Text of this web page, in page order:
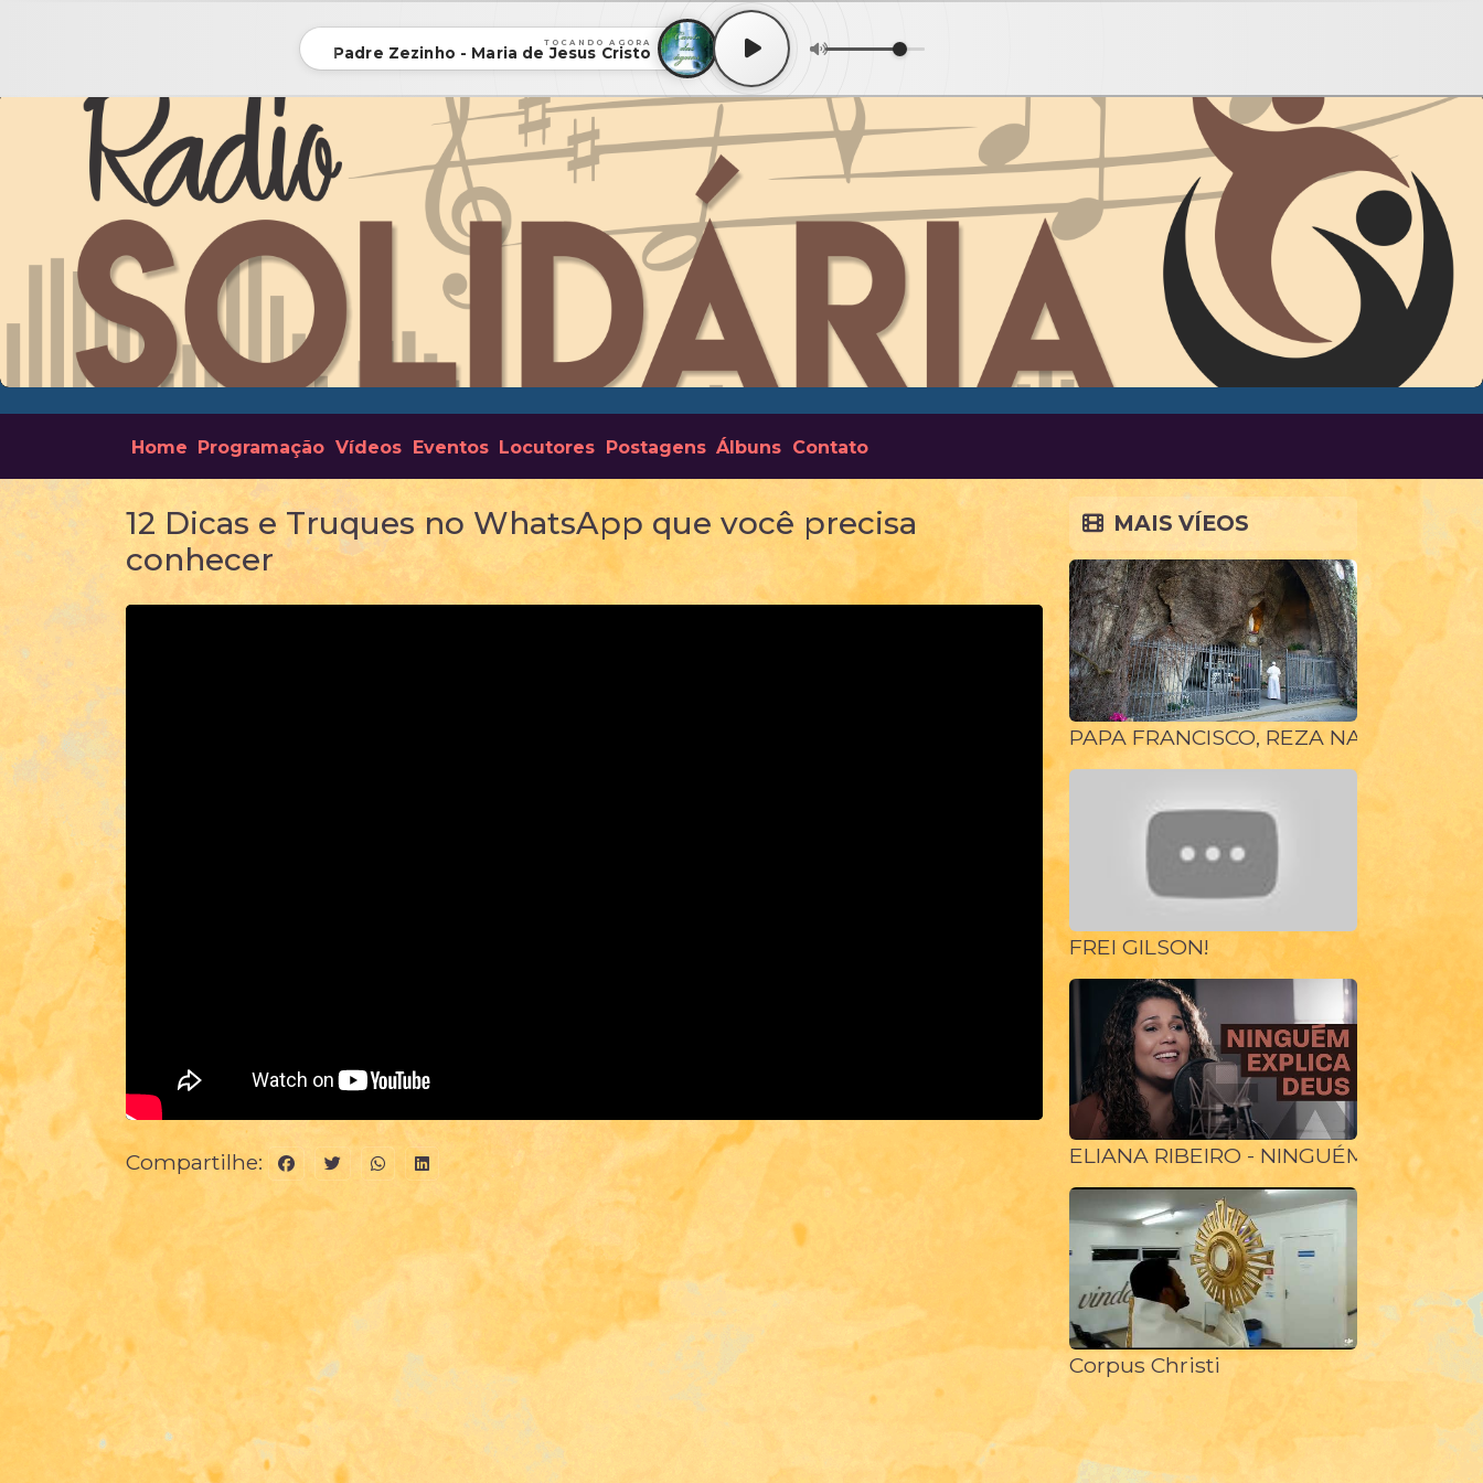
TOCANDO AGORA
Padre Zezinho - Maria de Jesus Cristo
Home Programação Vídeos Eventos Locutores Postagens Álbuns Contato
12 Dicas e Truques no WhatsApp que você precisa
conhecer
Compartilhe:
MAIS VÍEOS
PAPA FRANCISCO, REZA NA GRUTA
FREI GILSON!
ELIANA RIBEIRO - NINGUÉM EXPLICA
Corpus Christi